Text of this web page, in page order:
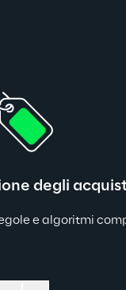
degli
e algoritmi